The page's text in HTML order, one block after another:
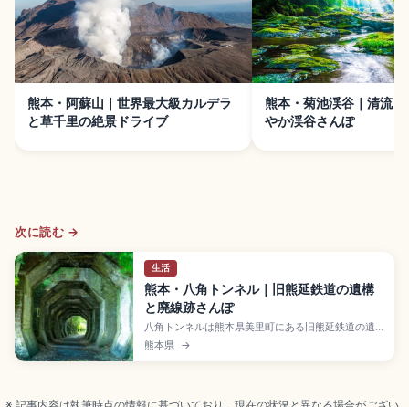
熊本・阿蘇山｜世界最大級カルデラ
と草千里の絶景ドライブ
熊本・菊池渓谷｜清流と
やか渓谷さんぽ
次に読む →
生活
熊本・八角トンネル｜旧熊延鉄道の遺構
と廃線跡さんぽ
八角トンネルは熊本県美里町にある旧熊延鉄道の遺
構で、八角形の独特な断面を持つコンクリート洞門
が連続して並ぶ知る人ぞ知る秘境スポット。1964年
熊本県 →